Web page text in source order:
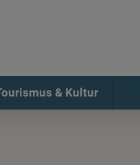
& Kultur